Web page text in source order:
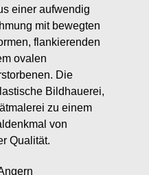
einer aufwendig
mit bewegten
flankierenden
ovalen
Die
Bildhauerei,
zu einem
von
Qualität.